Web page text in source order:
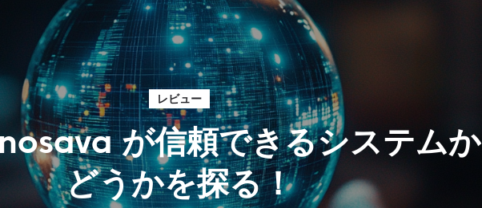
レビュー
が信頼できるシステムか
どうかを探る！